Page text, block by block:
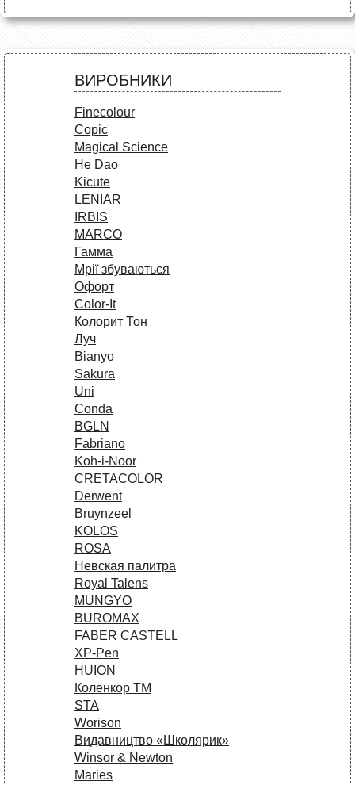
ВИРОБНИКИ
Finecolour
Copic
Magical Science
He Dao
Kicute
LENIAR
IRBIS
MARCO
Гамма
Мрії збуваються
Офорт
Сolor-It
Колорит Тон
Луч
Bianyo
Sakura
Uni
Conda
BGLN
Fabriano
Koh-i-Noor
CRETACOLOR
Derwent
Bruynzeel
KOLOS
ROSA
Невская палитра
Royal Talens
MUNGYO
BUROMAX
FABER CASTELL
XP-Pen
HUION
Коленкор ТМ
STA
Worison
Видавництво «Школярик»
Winsor & Newton
Maries